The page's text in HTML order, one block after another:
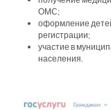
ОМС;
оформление
регистрации;
участие в
населения.